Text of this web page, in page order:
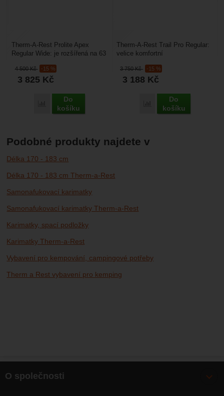
4 500Kč -15 %
3 825 Kč
Porovnat
Do
košíku
Therm-A-Rest Prolite Apex
Regular Wide: je rozšířená na 63
pohodlím a vysokým...
3 750Kč -15 %
3 188 Kč
Porovnat
Do
košíku
Therm-A-Rest Trail Pro Regular:
velice komfortní
s tloušťkou 7,6 cm jak
s ohledem...
Podobné produkty najdete v
Délka 170 - 183 cm
Délka 170 - 183 cm Therm-a-Rest
Samonafukovací karimatky
Samonafukovací karimatky Therm-a-Rest
Karimatky, spací podložky
Karimatky Therm-a-Rest
Vybavení pro kempování, campingové potřeby
Therm a Rest vybavení pro kemping
O společnosti